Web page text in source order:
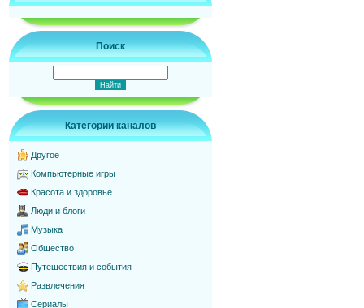
Поиск
Категории каналов
Другое
Компьютерные игры
Красота и здоровье
Люди и блоги
Музыка
Общество
Путешествия и события
Развлечения
Сериалы